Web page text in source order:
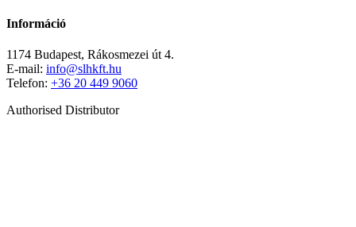
Információ
1174 Budapest, Rákosmezei út 4.
E-mail: info@slhkft.hu
Telefon: +36 20 449 9060
Authorised Distributor